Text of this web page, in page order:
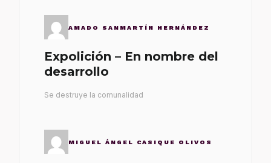
AMADO SANMARTÍN HERNÁNDEZ
Expolición – En nombre del
desarrollo
Se destruye la comunalidad
MIGUEL ÁNGEL CASIQUE OLIVOS